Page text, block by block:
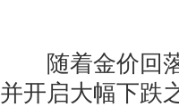
随着金价回落
并开启大幅下跌